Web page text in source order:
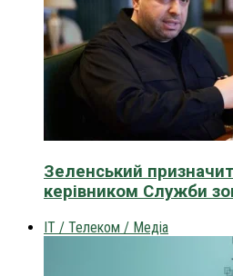
Зеленський
керівником Служби
IT / Телеком / Медіа